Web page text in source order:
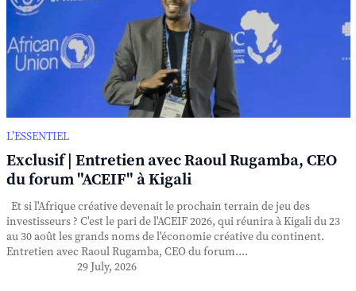
L’ESSENTIEL
Exclusif | Entretien avec Raoul Rugamba, CEO
du forum "ACEIF" à Kigali
Et si l'Afrique créative devenait le prochain terrain de jeu des
investisseurs ? C'est le pari de l'ACEIF 2026, qui réunira à Kigali du 23
au 30 août les grands noms de l'économie créative du continent.
Entretien avec Raoul Rugamba, CEO du forum....
29 July, 2026